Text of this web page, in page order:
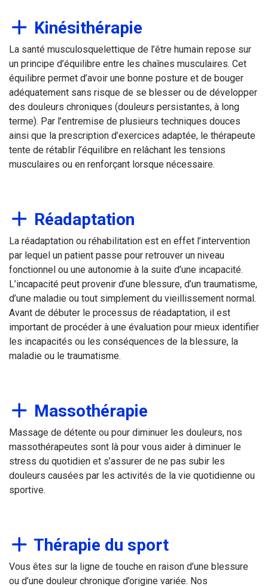
Kinésithérapie
La santé musculosquelettique de l’être humain repose sur
un principe d’équilibre entre les chaînes musculaires. Cet
équilibre permet d’avoir une bonne posture et de bouger
adéquatement sans risque de se blesser ou de développer
des douleurs chroniques (douleurs persistantes, à long
terme). Par l’entremise de plusieurs techniques douces
ainsi que la prescription d’exercices adaptée, le thérapeute
tente de rétablir l’équilibre en relâchant les tensions
musculaires ou en renforçant lorsque nécessaire.
Réadaptation
La réadaptation ou réhabilitation est en effet l’intervention
par lequel un patient passe pour retrouver un niveau
fonctionnel ou une autonomie à la suite d’une incapacité.
L’incapacité peut provenir d’une blessure, d’un traumatisme,
d’une maladie ou tout simplement du vieillissement normal.
Avant de débuter le processus de réadaptation, il est
important de procéder à une évaluation pour mieux identifier
les incapacités ou les conséquences de la blessure, la
maladie ou le traumatisme.
Massothérapie
Massage de détente ou pour diminuer les douleurs, nos
massothérapeutes sont là pour vous aider à diminuer le
stress du quotidien et s’assurer de ne pas subir les
douleurs causées par les activités de la vie quotidienne ou
sportive.
Thérapie du sport
Vous êtes sur la ligne de touche en raison d’une blessure
ou d’une douleur chronique d’origine variée. Nos